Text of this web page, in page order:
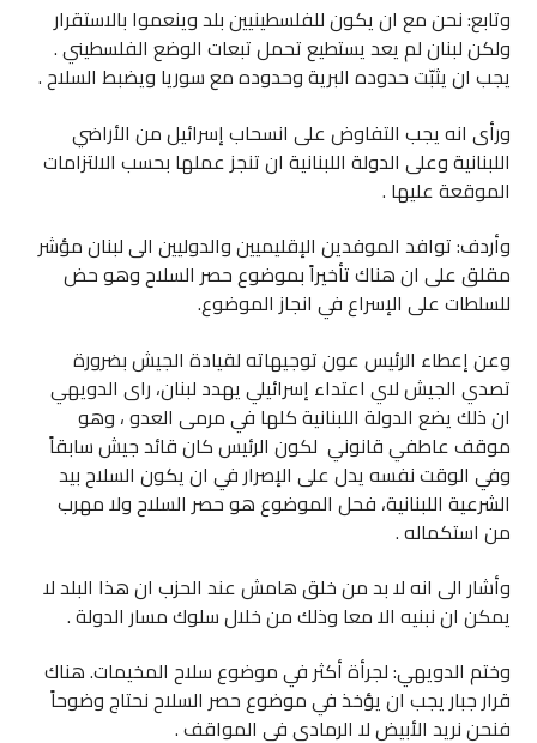
وتابع: نحن مع ان يكون للفلسطينيين بلد وينعموا بالاستقرار
ولكن لبنان لم يعد يستطيع تحمل تبعات الوضع الفلسطيني .
يجب ان يثبّت حدوده البرية وحدوده مع سوريا ويضبط السلاح .
ورأى انه يجب التفاوض على انسحاب إسرائيل من الأراضي
اللبنانية وعلى الدولة اللبنانية ان تنجز عملها بحسب الالتزامات
الموقعة عليها .
وأردف: توافد الموفدين الإقليميين والدوليين الى لبنان مؤشر
مقلق على ان هناك تأخيراً بموضوع حصر السلاح وهو حض
للسلطات على الإسراع في انجاز الموضوع.
وعن إعطاء الرئيس عون توجيهاته لقيادة الجيش بضرورة
تصدي الجيش لاي اعتداء إسرائيلي يهدد لبنان، راى الدويهي
ان ذلك يضع الدولة اللبنانية كلها في مرمى العدو ، وهو
موقف عاطفي قانوني لكون الرئيس كان قائد جيش سابقاً
وفي الوقت نفسه يدل على الإصرار في ان يكون السلاح بيد
الشرعية اللبنانية، فحل الموضوع هو حصر السلاح ولا مهرب
من استكماله .
وأشار الى انه لا بد من خلق هامش عند الحزب ان هذا البلد لا
يمكن ان نبنيه الا معا وذلك من خلال سلوك مسار الدولة .
وختم الدويهي: لجرأة أكثر في موضوع سلاح المخيمات. هناك
قرار جبار يجب ان يؤخذ في موضوع حصر السلاح نحتاج وضوحاً
فنحن نريد الأبيض لا الرمادي في المواقف .